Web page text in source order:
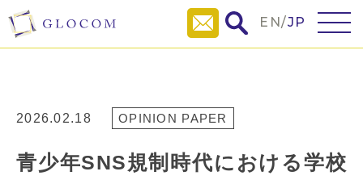
EN/JP
2026.02.18 OPINION PAPER
青少年SNS規制時代における学校